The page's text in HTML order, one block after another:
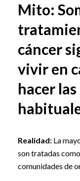
Mito:
cáncer
vivir en
hacer
Realidad:La
son tratadas
comunidades de